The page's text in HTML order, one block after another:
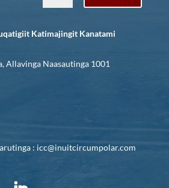
Katimajingit Kanatami
Allavinga Naasautinga 1001
: icc@inuitcircumpolar.com